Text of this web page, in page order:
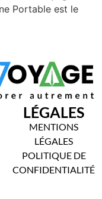
Portable est le
LÉGALES
MENTIONS
LÉGALES
POLITIQUE DE
CONFIDENTIALITÉ